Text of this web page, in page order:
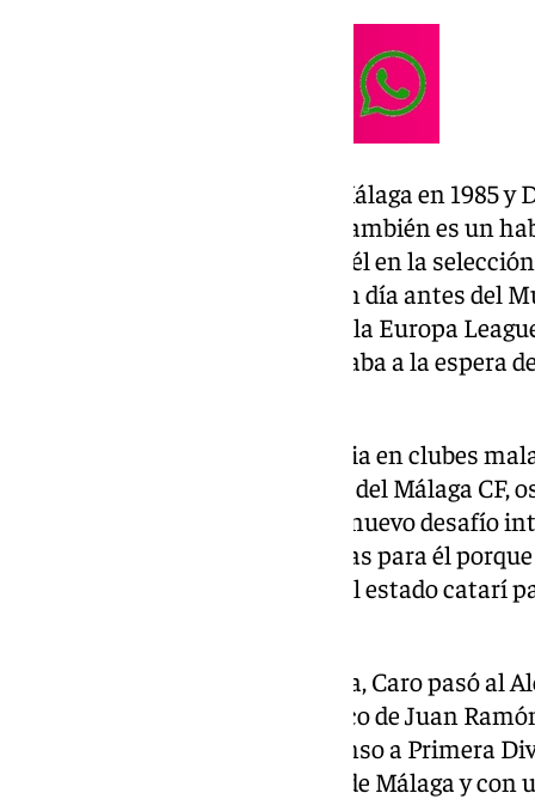
Su hermano Oscar, nacido en Málaga en 1985
Actividad Física y del Deporte, también es un
de Lopetegui. Ha trabajado con él en la
aquella polémica destitución un día antes del
Madrid, Sevilla -con el que ganó la Europa
West Ham. Desde entonces estaba a la espera
Caro, que comenzó su trayectoria en clubes
Malagueño, Antequera o el filial del Málaga
como preparador físico en este nuevo desafío
Catar con el fútbol no son nuevas para él
Aspire Academy, un proyecto del estado catarí
Precisamente tras aquella etapa, Caro pasó al
Álvaro Reina en el cuerpo técnico de Juan
muy cerca de un histórico ascenso a Primera
(Benamargosa, 1980), también de Málaga y